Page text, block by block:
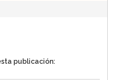
publicación: